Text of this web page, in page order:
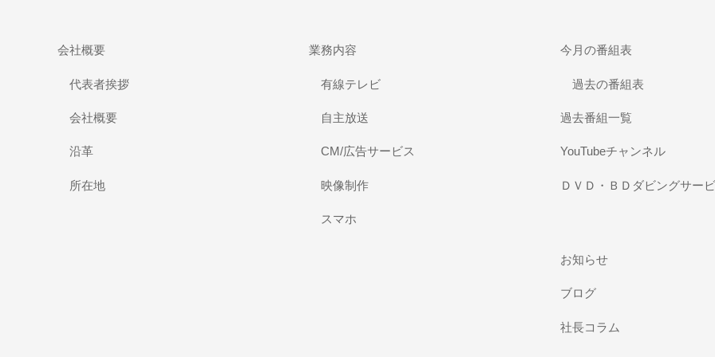
会社概要
代表者挨拶
会社概要
沿革
所在地
業務内容
有線テレビ
自主放送
CM/広告サービス
映像制作
スマホ
今月の番組表
過去の番組表
過去番組一覧
YouTubeチャンネル
ＤＶＤ・ＢＤダビングサー
お知らせ
ブログ
社長コラム